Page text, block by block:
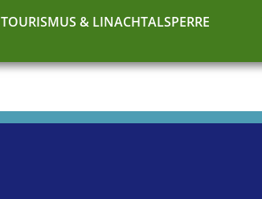
TOURISMUS & LINACHTALSPERRE